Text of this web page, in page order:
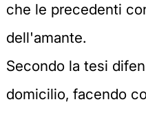
che le precedenti
dell'amante.
Secondo la tesi
domicilio, facendo